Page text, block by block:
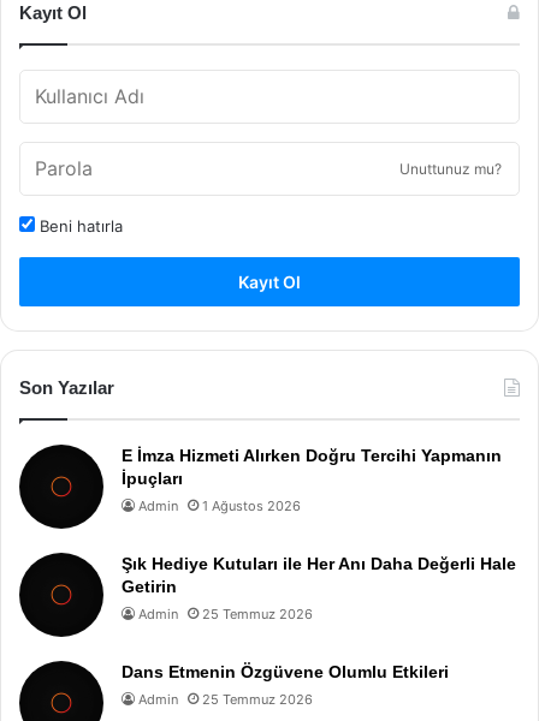
Kayıt Ol
Unuttunuz mu?
Beni hatırla
Kayıt Ol
Son Yazılar
E İmza Hizmeti Alırken Doğru Tercihi Yapmanın
İpuçları
Admin 1 Ağustos 2026
Şık Hediye Kutuları ile Her Anı Daha Değerli Hale
Getirin
Admin 25 Temmuz 2026
Dans Etmenin Özgüvene Olumlu Etkileri
Admin 25 Temmuz 2026